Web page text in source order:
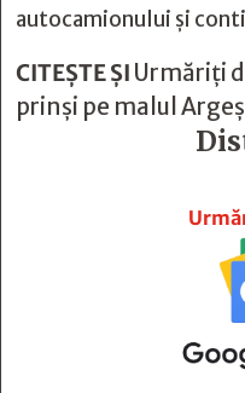
autocamionului și
CITEȘTE ȘI Urmăriți
prinși pe malul